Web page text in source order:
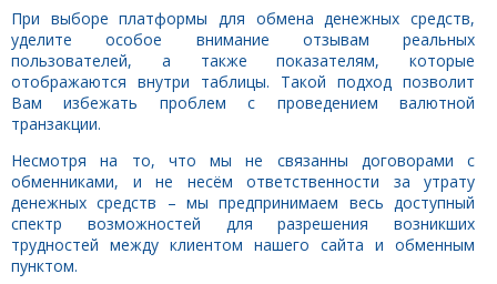
При выборе платформы для обмена денежных средств,
уделите особое внимание отзывам реальных
пользователей, а также показателям, которые
отображаются внутри таблицы. Такой подход позволит
Вам избежать проблем с проведением валютной
транзакции.
Несмотря на то, что мы не связанны договорами с
обменниками, и не несём ответственности за утрату
денежных средств – мы предпринимаем весь доступный
спектр возможностей для разрешения возникших
трудностей между клиентом нашего сайта и обменным
пунктом.